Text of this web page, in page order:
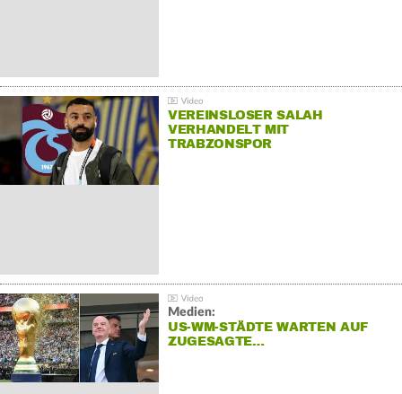
VEREINSLOSER SALAH
VERHANDELT MIT
TRABZONSPOR
Medien:
US-WM-STÄDTE WARTEN AUF
ZUGESAGTE…